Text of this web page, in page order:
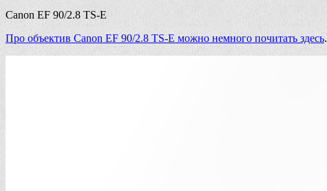
Canon EF 90/2.8 TS-E
Про объектив Canon EF 90/2.8 TS-E можно немного почитать здесь.